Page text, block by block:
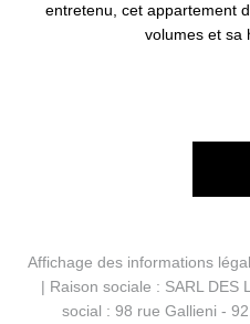
entretenu, cet appartement
volumes et sa
Affichage des informations
| Raison sociale : SARL DES
social : 98 rue Gallieni -